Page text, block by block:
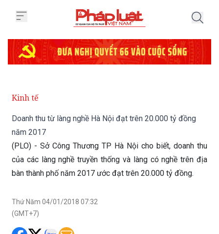
Doanh thu từ làng nghề Hà Nội đạt trên 20.000 tỷ đồng
(PLO) - Sở Công Thương TP Hà Nội cho biết, doanh thu
của các làng nghề truyền thống và làng có nghề trên địa
bàn thành phố năm 2017 ước đạt trên 20.000 tỷ đồng.
Thứ Năm 04/01/2018 07:32